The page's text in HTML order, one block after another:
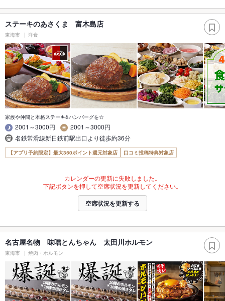
ステーキのあさくま 富木島店
東海市 洋食
家族や仲間と本格ステーキ&ハンバーグを☆
2001～3000円
2001～3000円
名鉄常滑線新日鉄前駅出口より徒歩約36分
【アプリ予約限定】最大350ポイント還元対象店 口コミ投稿特典対象店
カレンダーの更新に失敗しました。
下記ボタンを押して空席状況を更新してください。
空席状況を更新する
名古屋名物 味噌とんちゃん 太田川ホルモン
東海市 焼肉・ホルモン